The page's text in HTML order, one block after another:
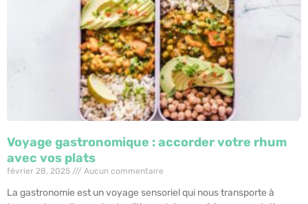
Voyage gastronomique : accorder votre rhum
avec vos plats
février 28, 2025 Aucun commentaire
La gastronomie est un voyage sensoriel qui nous transporte à